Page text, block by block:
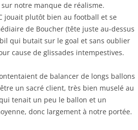
notre manque de réalisme.
jouait plutôt bien au football et se
de Boucher (tête juste au-dessus
qui butait sur le goal et sans oublier
cause de glissades intempestives.
de balancer de longs ballons
un sacré client, très bien muselé au
tenait un peu le ballon et un
donc largement à notre portée.